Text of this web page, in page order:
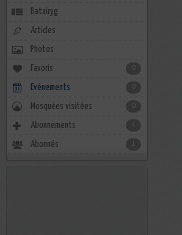
Batairyg
Articles
Photos
Favoris
Evénements
Mosquées visitées
Abonnements
Abonnés 1